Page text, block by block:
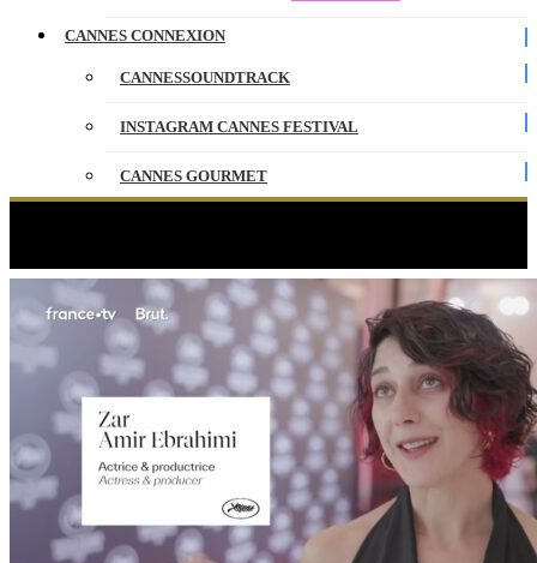
CANNES CONNEXION
CANNESSOUNDTRACK
INSTAGRAM CANNES FESTIVAL
CANNES GOURMET
ENGLISH